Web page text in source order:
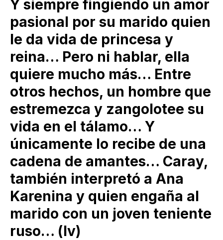
Y siempre fingiendo un amor
pasional por su marido quien
le da vida de princesa y
reina… Pero ni hablar, ella
quiere mucho más… Entre
otros hechos, un hombre que
estremezca y zangolotee su
vida en el tálamo… Y
únicamente lo recibe de una
cadena de amantes… Caray,
también interpretó a Ana
Karenina y quien engaña al
marido con un joven teniente
ruso… (lv)